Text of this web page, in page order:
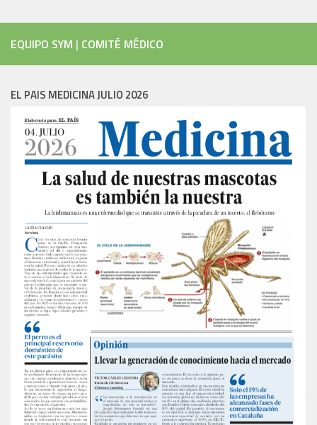
EQUIPO SYM | COMITÉ MÉDICO
EL PAIS MEDICINA JULIO 2026